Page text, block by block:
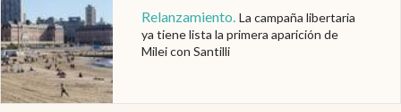
Relanzamiento La campaña libertaria
ya tiene lista la primera aparición de
Milei con Santilli